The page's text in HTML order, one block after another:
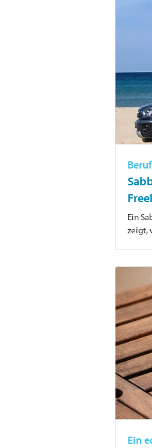
Ein
zeigt,
Ein